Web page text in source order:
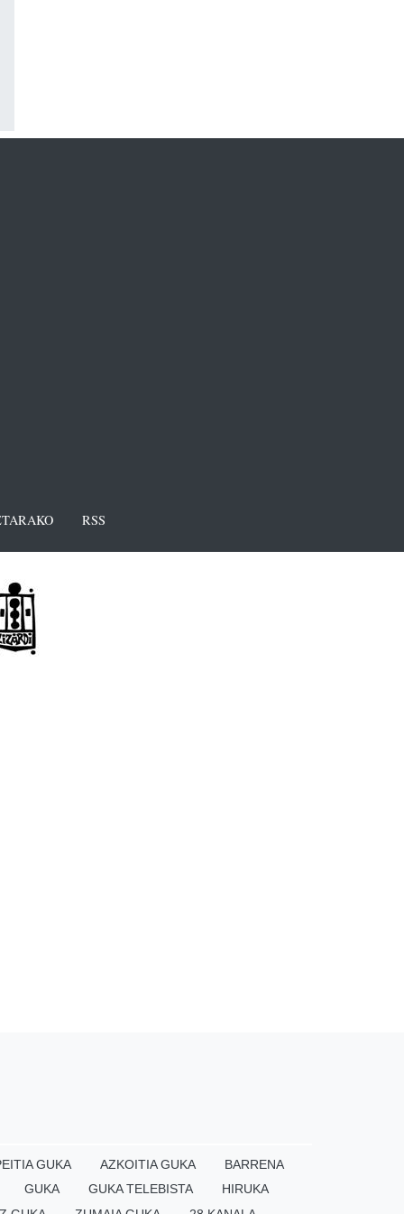
RSS
GUKA AZKOITIA GUKA
BARRENA
GUKA
GUKA TELEBISTA
HIRUKA